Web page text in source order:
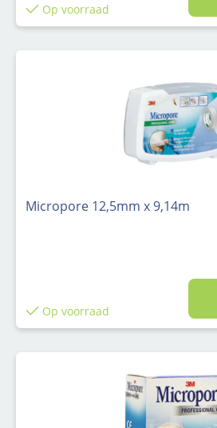
Op voorraad
Micropore 12,5mm x 9,14m
Op voorraad